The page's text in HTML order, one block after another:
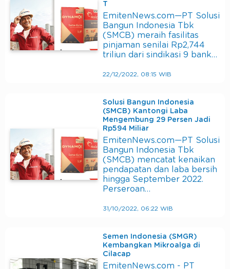
T
EmitenNews.com—PT Solusi
Bangun Indonesia Tbk
(SMCB) meraih fasilitas
pinjaman senilai Rp2,744
triliun dari sindikasi 9 bank…
22/12/2022, 08:15 WIB
Solusi Bangun Indonesia
(SMCB) Kantongi Laba
Mengembung 29 Persen Jadi
Rp594 Miliar
EmitenNews.com—PT Solusi
Bangun Indonesia Tbk
(SMCB) mencatat kenaikan
pendapatan dan laba bersih
hingga September 2022.
Perseroan…
31/10/2022, 06:22 WIB
Semen Indonesia (SMGR)
Kembangkan Mikroalga di
Cilacap
EmitenNews.com - PT